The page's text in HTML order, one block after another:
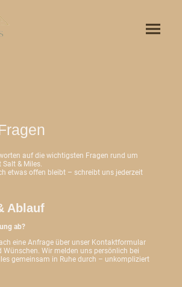
auf die wichtigsten Fragen rund um
& Miles.
etwas offen bleibt – schreibt uns jederzeit
Ablauf
ab?
eine Anfrage über unser Kontaktformular
Wünschen. Wir melden uns persönlich bei
gemeinsam in Ruhe durch – unkompliziert